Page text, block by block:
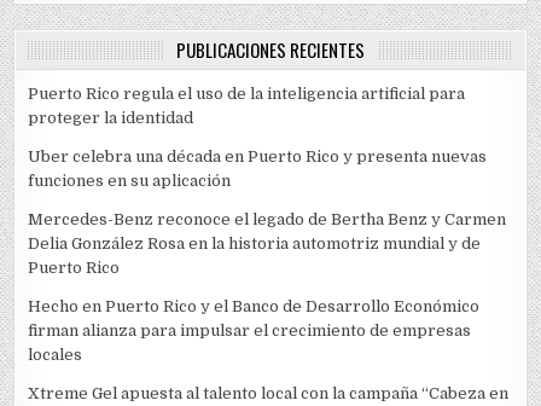
PUBLICACIONES RECIENTES
Puerto Rico regula el uso de la inteligencia artificial para
proteger la identidad
Uber celebra una década en Puerto Rico y presenta nuevas
funciones en su aplicación
Mercedes-Benz reconoce el legado de Bertha Benz y Carmen
Delia González Rosa en la historia automotriz mundial y de
Puerto Rico
Hecho en Puerto Rico y el Banco de Desarrollo Económico
firman alianza para impulsar el crecimiento de empresas
locales
Xtreme Gel apuesta al talento local con la campaña “Cabeza en